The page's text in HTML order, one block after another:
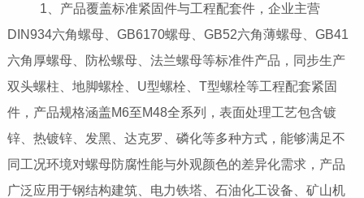
1、产品覆盖标准紧固件与工程配套件，企业主营
DIN934六角螺母、GB6170螺母、GB52六角薄螺母、GB41
六角厚螺母、防松螺母、法兰螺母等标准件产品，同步生产
双头螺柱、地脚螺栓、U型螺栓、T型螺栓等工程配套紧固
件，产品规格涵盖M6至M48全系列，表面处理工艺包含镀
锌、热镀锌、发黑、达克罗、磷化等多种方式，能够满足不
同工况环境对螺母防腐性能与外观颜色的差异化需求，产品
广泛应用于钢结构建筑、电力铁塔、石油化工设备、矿山机